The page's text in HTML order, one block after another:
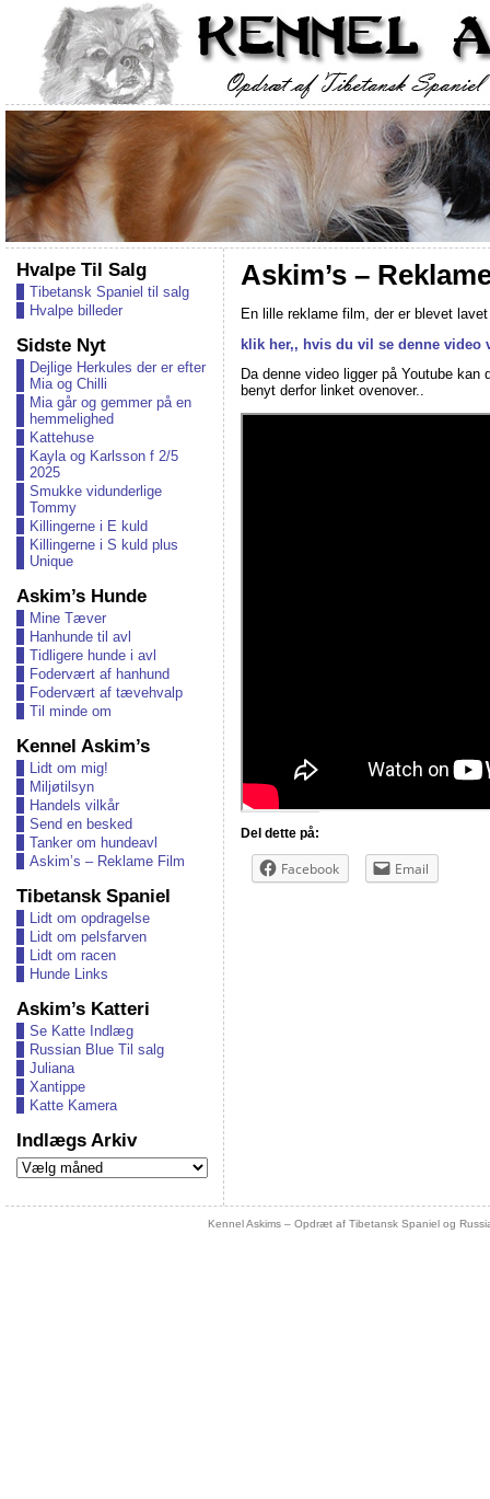
Hvalpe Til Salg
Tibetansk Spaniel til salg
Hvalpe billeder
Sidste Nyt
Dejlige Herkules der er efter
Mia og Chilli
Mia går og gemmer på en
hemmelighed
Kattehuse
Kayla og Karlsson f 2/5
2025
Smukke vidunderlige
Tommy
Killingerne i E kuld
Killingerne i S kuld plus
Unique
Askim’s Hunde
Mine Tæver
Hanhunde til avl
Tidligere hunde i avl
Fodervært af hanhund
Fodervært af tævehvalp
Til minde om
Kennel Askim’s
Lidt om mig!
Miljøtilsyn
Handels vilkår
Send en besked
Tanker om hundeavl
Askim’s – Reklame Film
Tibetansk Spaniel
Lidt om opdragelse
Lidt om pelsfarven
Lidt om racen
Hunde Links
Askim’s Katteri
Se Katte Indlæg
Russian Blue Til salg
Juliana
Xantippe
Katte Kamera
Indlægs Arkiv
Indlægs
Arkiv
Askim’s –
En lille reklame film, der er blevet
klik her,, hvis du vil se denne video
Da denne video ligger på Youtube
benyt derfor linket ovenover..
Del dette på:
Facebook Email
Kennel Askims – Opdræt af Tibetansk Spaniel og